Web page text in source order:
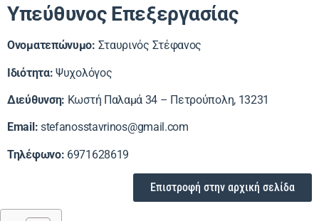
Υπεύθυνος Επεξεργασίας
Ονοματεπώνυμο: Σταυρινός Στέφανος
Ιδιότητα: Ψυχολόγος
Διεύθυνση: Κωστή Παλαμά 34 – Πετρούπολη, 13231
Email: stefanosstavrinos@gmail.com
Τηλέφωνο: 6971628619
Επιστροφή στην αρχική σελίδα